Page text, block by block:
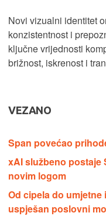
Novi vizualni identitet
konzistentnost i
ključne vrijednosti
brižnost, iskrenost i
VEZANO
Span povećao
xAI službeno postaje
novim logom
Od cipela do
uspješan poslovni